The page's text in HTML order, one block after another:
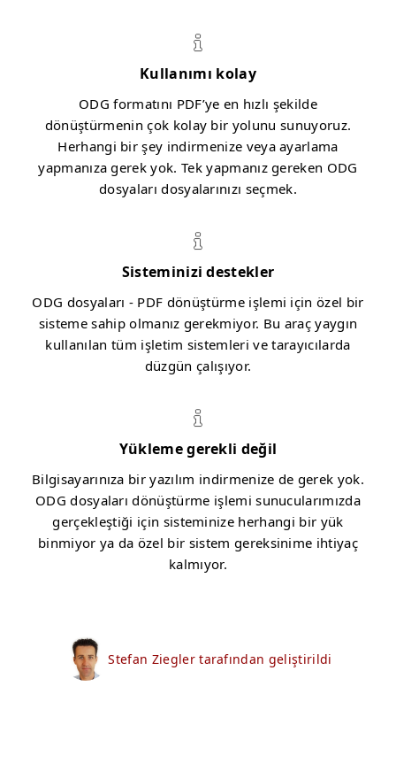
Kullanımı kolay
ODG formatını PDF’ye en hızlı şekilde
dönüştürmenin çok kolay bir yolunu sunuyoruz.
Herhangi bir şey indirmenize veya ayarlama
yapmanıza gerek yok. Tek yapmanız gereken ODG
dosyaları dosyalarınızı seçmek.
Sisteminizi destekler
ODG dosyaları - PDF dönüştürme işlemi için özel bir
sisteme sahip olmanız gerekmiyor. Bu araç yaygın
kullanılan tüm işletim sistemleri ve tarayıcılarda
düzgün çalışıyor.
Yükleme gerekli değil
Bilgisayarınıza bir yazılım indirmenize de gerek yok.
ODG dosyaları dönüştürme işlemi sunucularımızda
gerçekleştiği için sisteminize herhangi bir yük
binmiyor ya da özel bir sistem gereksinime ihtiyaç
kalmıyor.
Stefan Ziegler tarafından geliştirildi